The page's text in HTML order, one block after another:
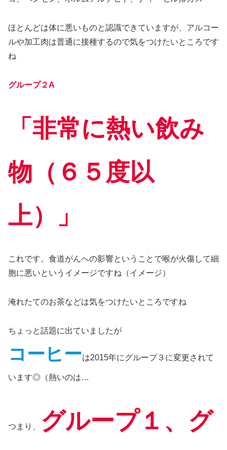
ほとんどは体に悪いものと認識できていますが、アルコー
ルや加工肉は普通に接種するので気をつけたいところです
ね
グループ２A
「非常に熱い飲み
物（６５度以
上）」
これです。食道がんへの影響ということで喉が火傷して細
胞に悪いというイメージですね（イメージ）
淹れたてのお茶などは気をつけたいところですね
ちょっと話題に出ていましたが
コーヒーは2015年にグループ３に変更されて
います◎（熱いのは…
つまり、
グループ１、グ